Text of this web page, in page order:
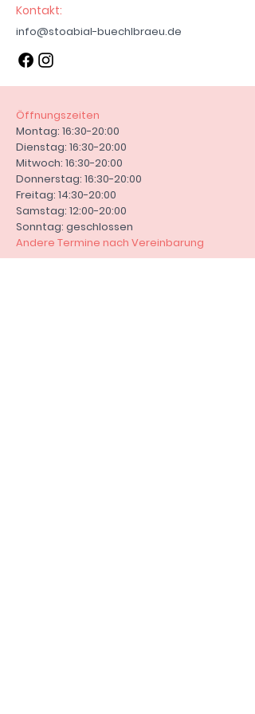
Zahlungseingang versendet. Fällt
der Tag auf einen Sonntag oder
Feiertag verschiebt sich dies auf
den nächsten Werktag.
Zahlungsoptionen:
PayPal und Vorkasse bei Versand.
Kontakt:
E-Mail: info@stoabial-
buechlbraeu.de
Steinbüchl 1, 94107 Untergriesbach
Kontakt:
info@stoabial-buechlbraeu.de
Öffnungszeiten
Montag: 16:30-20:00
Dienstag: 16:30-20:00
Mitwoch: 16:30-20:00
Donnerstag: 16:30-20:00
Freitag: 14:30-20:00
Samstag: 12:00-20:00
Sonntag: geschlossen
Andere Termine nach Vereinbarung